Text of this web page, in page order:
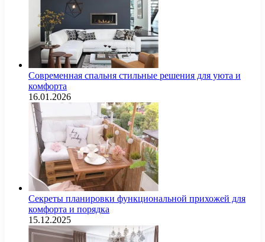
Современная спальня стильные решения для уюта и
комфорта
16.01.2026
Секреты планировки функциональной прихожей для
комфорта и порядка
15.12.2025